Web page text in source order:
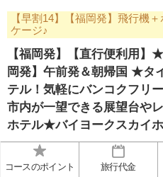
【早割14】【福岡発】飛行機
ケージ♪
【福岡発】【直行便利用
岡発】午前発＆朝帰国 ★タ
テル！気軽にバンコクフリ
市内が一望できる展望台や
ホテル★バイヨークスカイ
コースのポイント 旅行代金